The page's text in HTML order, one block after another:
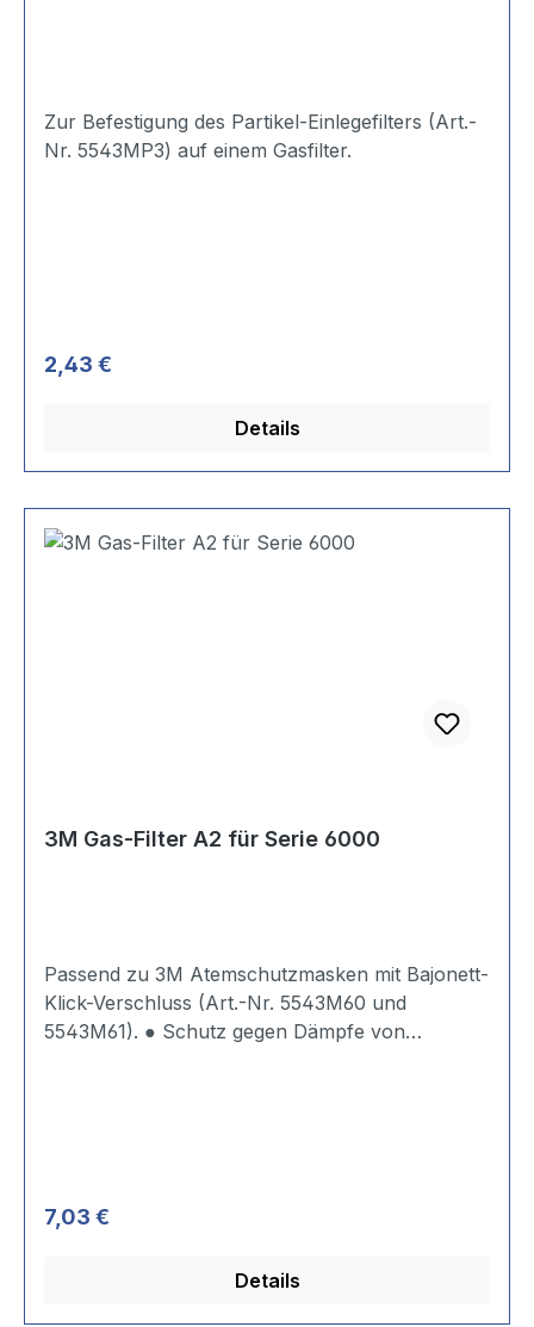
Zur Befestigung des Partikel-Einlegefilters (Art.-
Regulärer Preis:
2,43 €
Details
3M Gas-Filter A2 für Serie 6000
Passend zu 3M Atemschutzmasken mit Bajonett-
Klick-Verschluss (Art.-Nr. 5543M60 und
5543M61). ● Schutz gegen Dämpfe von
Regulärer Preis:
7,03 €
Details